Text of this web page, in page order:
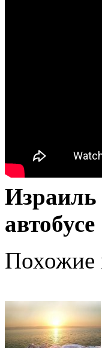
Израиль
автобусе
Похожие